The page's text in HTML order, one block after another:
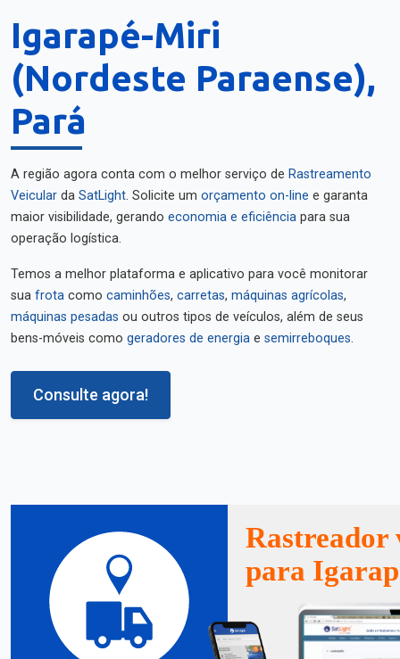
Igarapé-Miri
(Nordeste Paraense),
Pará
A região agora conta com o melhor serviço de Rastreamento
Veicular da SatLight. Solicite um orçamento on-line e garanta
maior visibilidade, gerando economia e eficiência para sua
operação logística.
Temos a melhor plataforma e aplicativo para você monitorar
sua frota como caminhões, carretas, máquinas agrícolas,
máquinas pesadas ou outros tipos de veículos, além de seus
bens-móveis como geradores de energia e semirreboques.
Consulte agora!
Rastreador
para